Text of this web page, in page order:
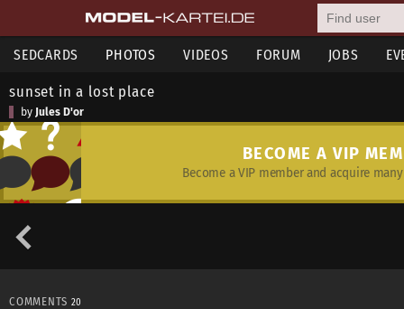
SEDCARDS PHOTOS VIDEOS FORUM JOBS
sunset in a lost place
by Jules D'or
BECOME A VIP
Become a VIP member and acquire
COMMENTS 20